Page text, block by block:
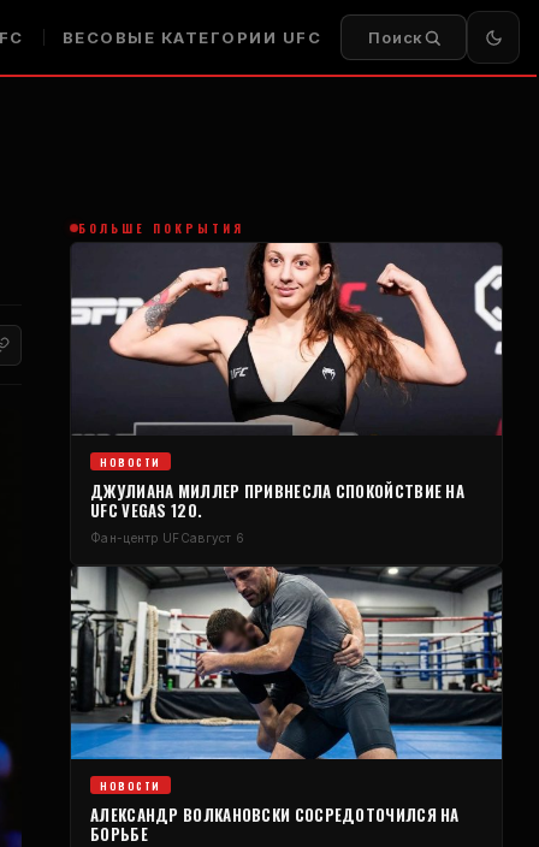
ВЕСОВЫЕ КАТЕГОРИИ UFC Поиск
БОЛЬШЕ ПОКРЫТИЯ
НОВОСТИ
ДЖУЛИАНА МИЛЛЕР ПРИВНЕСЛА СПОКОЙСТВИЕ НА
UFC VEGAS 120.
Фан-центр UFCавгуст 6
НОВОСТИ
АЛЕКСАНДР ВОЛКАНОВСКИ СОСРЕДОТОЧИЛСЯ НА
БОРЬБЕ